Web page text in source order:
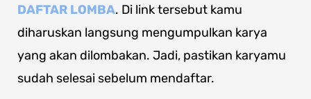
DAFTAR LOMBA. Di link tersebut kamu
diharuskan langsung mengumpulkan karya
yang akan dilombakan. Jadi, pastikan karyamu
sudah selesai sebelum mendaftar.